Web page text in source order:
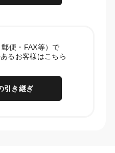
便・FAX等）で
るお客様はこちら
引き継ぎ